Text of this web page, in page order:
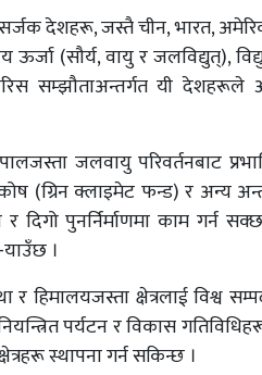
देशहरू, जस्तै चीन, भारत,
ऊर्जा (सौर्य, वायु र जलविद्युत्),
सम्झौताअन्तर्गत यी देशहरूले
जलवायु परिवर्तनबाट
(ग्रिन क्लाइमेट फन्ड) र अन्य
र दिगो पुनर्निर्माणमा काम गर्न
।
र हिमालयजस्ता क्षेत्रलाई विश्व
पर्यटन र विकास
स्थापना गर्न सकिन्छ ।